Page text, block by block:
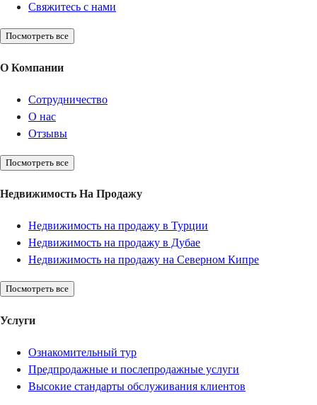
Свяжитесь с нами
Посмотреть все
О Компании
Сотрудничество
О нас
Отзывы
Посмотреть все
Недвижимость На Продажу
Недвижимость на продажу в Турции
Недвижимость на продажу в Дубае
Недвижимость на продажу на Северном Кипре
Посмотреть все
Услуги
Ознакомительный тур
Предпродажные и послепродажные услуги
Высокие стандарты обслуживания клиентов